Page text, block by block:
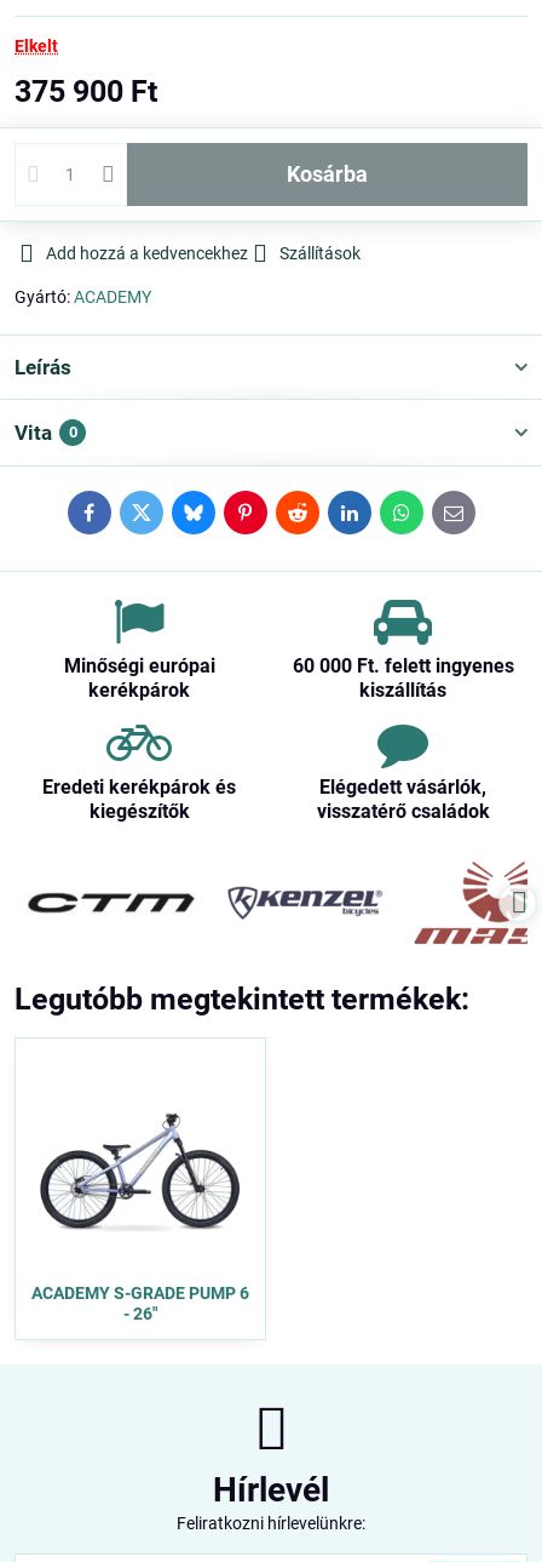
Elkelt
375 900 Ft
kosárba
Add hozzá a kedvencekhez Szállítások
Gyártó:ACADEMY
Leírás
Vita 0
FacebookTwitterBlueskyPinterestRedditLinkedInWhatsApp
E-
mail
Minőségi európai
kerékpárok
60 000 Ft​. felett ingyenes
kiszállítás
Eredeti kerékpárok és
kiegészítők
Elégedett vásárlók,
visszatérő családok
Legutóbb megtekintett termékek:
ACADEMY S-GRADE PUMP 6
- 26"
Hírlevél
Feliratkozni hírlevelünkre: